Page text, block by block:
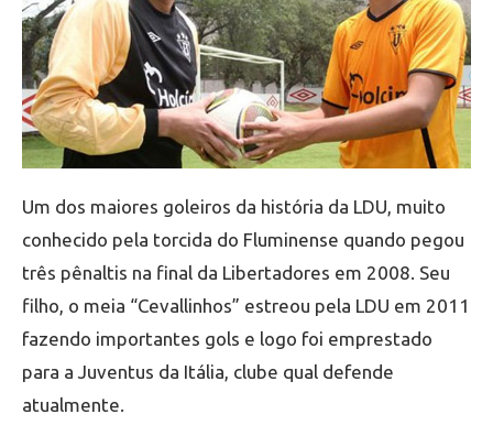
Um dos maiores goleiros da história da LDU, muito
conhecido pela torcida do Fluminense quando pegou
três pênaltis na final da Libertadores em 2008. Seu
filho, o meia “Cevallinhos” estreou pela LDU em 2011
fazendo importantes gols e logo foi emprestado
para a Juventus da Itália, clube qual defende
atualmente.